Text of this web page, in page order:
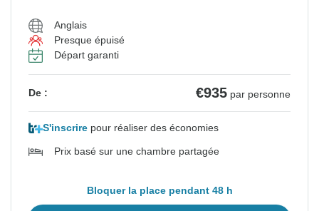
Anglais
Presque épuisé
Départ garanti
De : €935 par personne
S'inscrire pour réaliser des économies
Prix basé sur une chambre partagée
Bloquer la place pendant 48 h